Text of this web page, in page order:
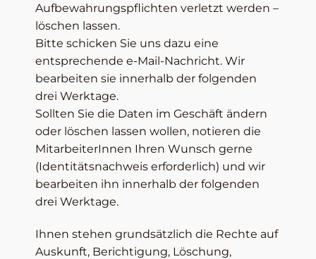
Aufbewahrungspflichten verletzt werden –
löschen lassen.
Bitte schicken Sie uns dazu eine
entsprechende e-Mail-Nachricht. Wir
bearbeiten sie innerhalb der folgenden
drei Werktage.
Sollten Sie die Daten im Geschäft ändern
oder löschen lassen wollen, notieren die
MitarbeiterInnen Ihren Wunsch gerne
(Identitätsnachweis erforderlich) und wir
bearbeiten ihn innerhalb der folgenden
drei Werktage.
Ihnen stehen grundsätzlich die Rechte auf
Auskunft, Berichtigung, Löschung,